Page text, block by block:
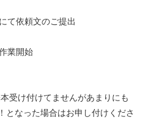
て依頼文のご提出
業開始
受け付けてませんがあまりにも
となった場合はお申し付けくださ